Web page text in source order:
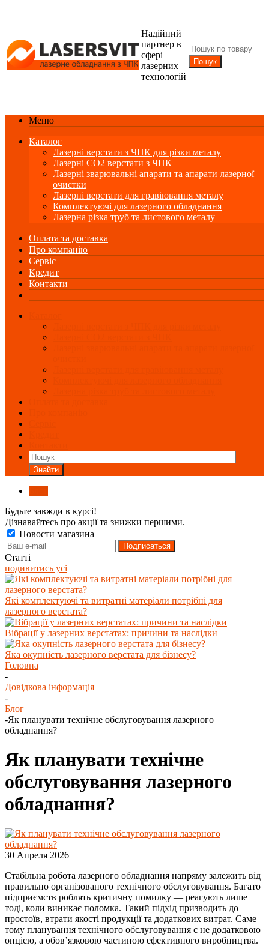
Надійний
партнер в
сфері
лазерних
технологій
Меню
Каталог
Лазерні верстати з ЧПК для різки металу
Лазерні СО2 верстати з ЧПК
Лазерні зварювальні апарати та апарати лазерної
очистки
Лазерні верстати для гравіювання металу
Комплектуючі для лазерного обладнання
Лазерна різка труб та листового металу
Оплата та доставка
Про компанію
Сервіс
Кредит
Контакти
Знайти
Будьте завжди в курсі!
Дізнавайтесь про акції та знижки першими.
Новости магазина
Статті
подивитись усі
Які комплектуючі та витратні матеріали потрібні для
лазерного верстата?
Вібрації у лазерних верстатах: причини та наслідки
Яка окупність лазерного верстата для бізнесу?
Головна
-
Довідкова інформація
-
Блог
-Як планувати технічне обслуговування лазерного
обладнання?
Як планувати технічне
обслуговування лазерного
обладнання?
30 Апреля 2026
Стабільна робота лазерного обладнання напряму залежить від
правильно організованого технічного обслуговування. Багато
підприємств роблять критичну помилку — реагують лише
тоді, коли виникає поломка. Такий підхід призводить до
простоїв, втрати якості продукції та додаткових витрат. Саме
тому планування технічного обслуговування є не додатковою
опцією, а обов’язковою частиною ефективного виробництва.